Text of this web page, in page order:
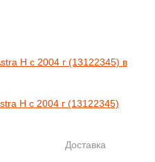
H с 2004 г (13122345)
Доставка